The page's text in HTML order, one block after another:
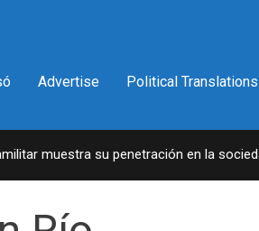
Advertise Political Translations
muestra su penetración en la sociedad